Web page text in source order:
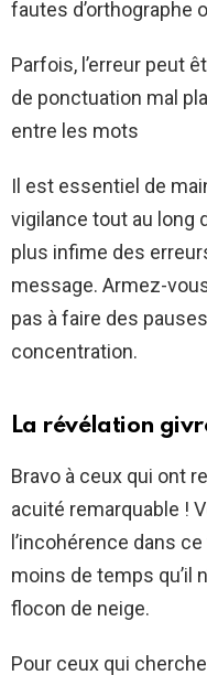
fautes d’orthographe
Parfois, l’erreur peut
de ponctuation mal
entre les mots
Il est essentiel de
vigilance tout au long
plus infime des
message. Armez-
pas à faire des
concentration.
La révélation
Bravo à ceux qui ont
acuité remarquable !
l’incohérence dans
moins de temps qu’il
flocon de neige.
Pour ceux qui